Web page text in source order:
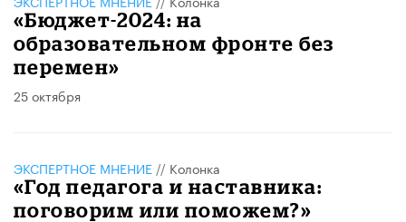
«Бюджет-2024: на
образовательном фронте без
перемен»
25 октября
ЭКСПЕРТНОЕ МНЕНИЕ // Колонка
«Год педагога и наставника:
поговорим или поможем?»